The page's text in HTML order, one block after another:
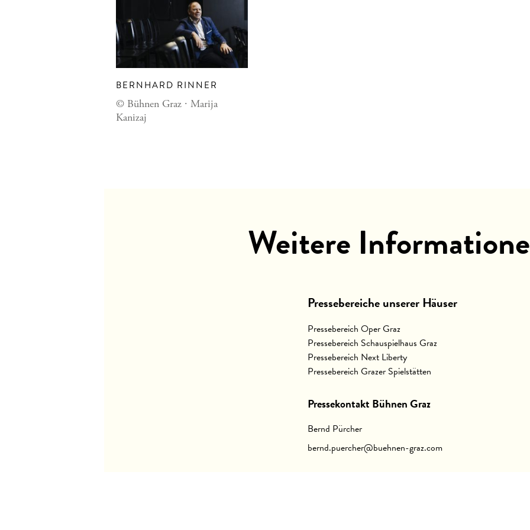
BERNHARD RINNER
© Bühnen Graz ∙ Marija
Kanizaj
Weitere
Pressebereiche unserer Häuser
Pressebereich Oper Graz
Pressebereich Schauspielhaus Graz
Pressebereich Next Liberty
Pressebereich Grazer Spielstätten
Pressekontakt Bühnen Graz
Bernd Pürcher
bernd.puercher@buehnen-graz.com